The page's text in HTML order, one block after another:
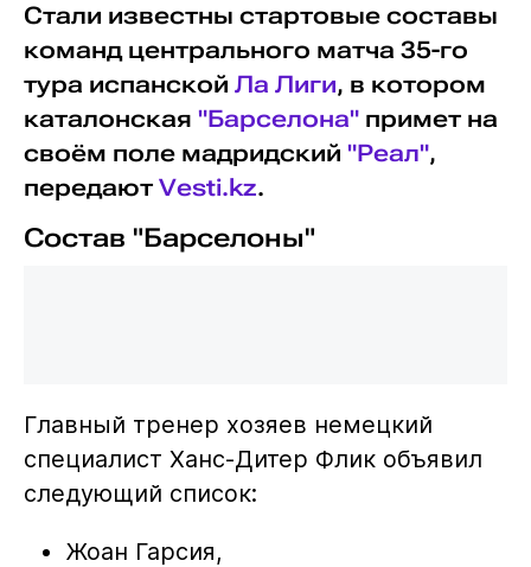
Стали известны стартовые составы
команд центрального матча 35-го
тура испанской Ла Лиги, в котором
каталонская "Барселона"примет на
своём поле мадридский "Реал",
передают Vesti.kz.
Состав "Барселоны"
Главный тренер хозяев немецкий
специалист Ханс-Дитер Флик объявил
следующий список:
Жоан Гарсия,